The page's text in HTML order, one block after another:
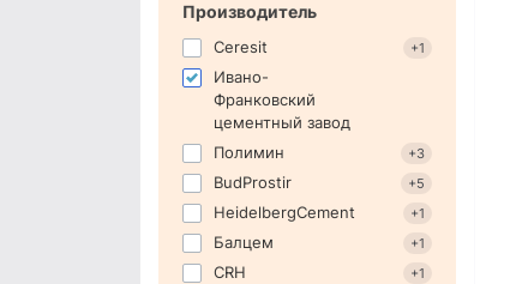
Производитель
Ceresit +1
Ивано-
Франковский
цементный завод
Полимин
+3
BudProstir +5
HeidelbergCement +1
Балцем +1
CRH +1